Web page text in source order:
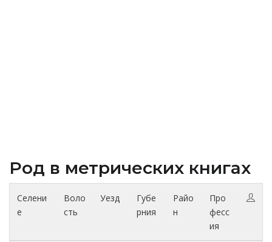
Род в метрических книгах
Селени
е
Воло
сть
Уезд
Губе
рния
Райо
н
Про
фесс
ия